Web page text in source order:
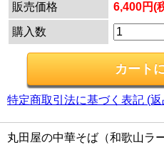
販売価格 6,400円(
購入数
特定商取引法に基づく表記 (
丸田屋の中華そば（和歌山ラ